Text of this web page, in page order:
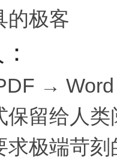
的极客
→
保留给人类
求极端苛刻